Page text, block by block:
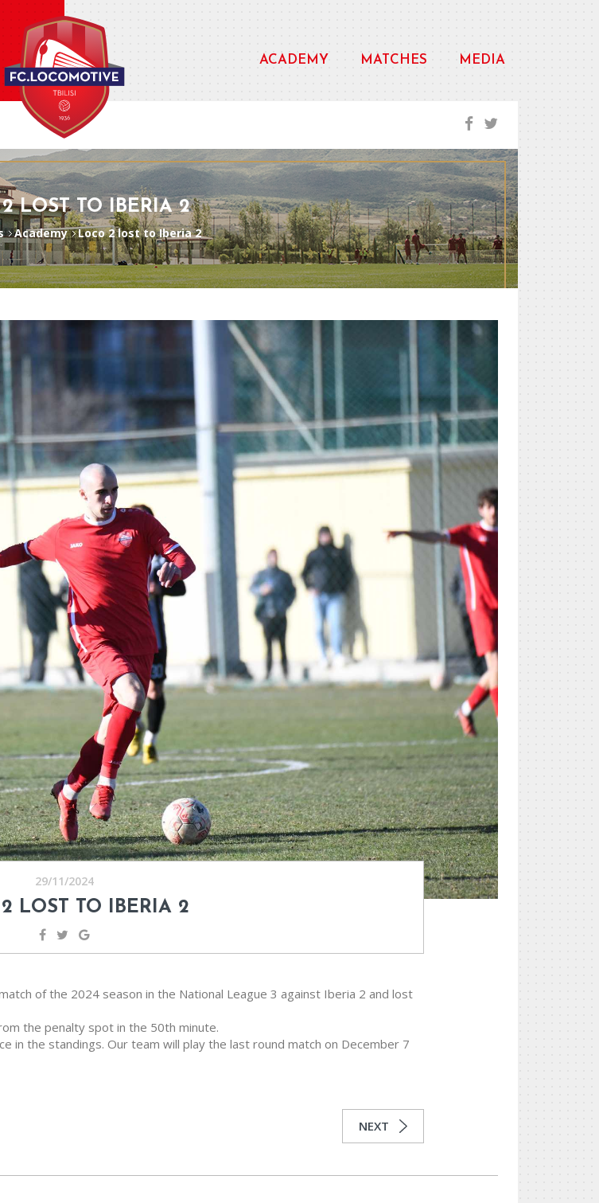
ACADEMY MATCHES MEDIA
LOST TO IBERIA 2
Academy Loco 2 lost to Iberia 2
29/11/2024
LOST TO IBERIA 2
of the 2024 season in the National League 3 against Iberia 2 and lost
the penalty spot in the 50th minute.
in the standings. Our team will play the last round match on December 7
NEXT